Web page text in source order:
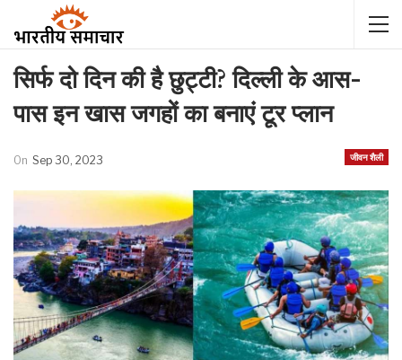
सिर्फ दो दिन की है छुट्टी? दिल्ली के आस-
पास इन खास जगहों का बनाएं टूर प्लान
जीवन शैली
On Sep 30, 2023